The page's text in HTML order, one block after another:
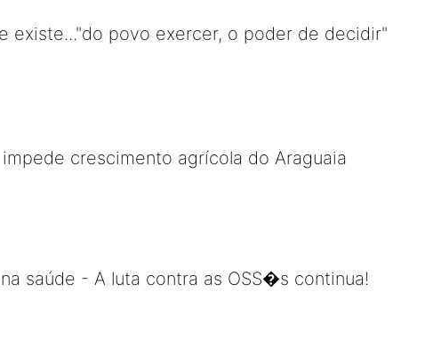
existe..."do povo exercer, o poder de decidir"
crescimento agrícola do Araguaia
saúde - A luta contra as OSS�s continua!